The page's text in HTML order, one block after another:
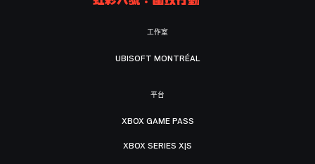
工作室
UBISOFT MONTRÉAL
平台
XBOX GAME PASS
XBOX SERIES X|S